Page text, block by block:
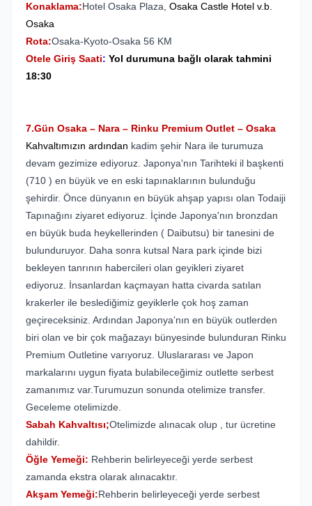
Konaklama:Hotel Osaka Plaza, Osaka Castle Hotel v.b.
Osaka
Rota:Osaka-Kyoto-Osaka 56 KM
Otele Giriş Saati: Yol durumuna bağlı olarak tahmini
18:30
7.Gün Osaka – Nara – Rinku Premium Outlet – Osaka
Kahvaltımızın ardından kadim şehir Nara ile turumuza
devam gezimize ediyoruz. Japonya'nın Tarihteki il başkenti
(710 ) en büyük ve en eski tapınaklarının bulunduğu
şehirdir. Önce dünyanın en büyük ahşap yapısı olan Todaiji
Tapınağını ziyaret ediyoruz. İçinde Japonya'nın bronzdan
en büyük buda heykellerinden ( Daibutsu) bir tanesini de
bulunduruyor. Daha sonra kutsal Nara park içinde bizi
bekleyen tanrının habercileri olan geyikleri ziyaret
ediyoruz. İnsanlardan kaçmayan hatta civarda satılan
krakerler ile beslediğimiz geyiklerle çok hoş zaman
geçireceksiniz. Ardından Japonya’nın en büyük outlerden
biri olan ve bir çok mağazayı bünyesinde bulunduran Rinku
Premium Outletine varıyoruz. Uluslararası ve Japon
markalarını uygun fiyata bulabileceğimiz outlette serbest
zamanımız var.Turumuzun sonunda otelimize transfer.
Geceleme otelimizde.
Sabah Kahvaltısı;Otelimizde alınacak olup , tur ücretine
dahildir.
Öğle Yemeği: Rehberin belirleyeceği yerde serbest
zamanda ekstra olarak alınacaktır.
Akşam Yemeği:Rehberin belirleyeceği yerde serbest